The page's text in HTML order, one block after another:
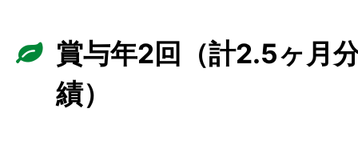
賞与年2回（計2.5ヶ月
績）